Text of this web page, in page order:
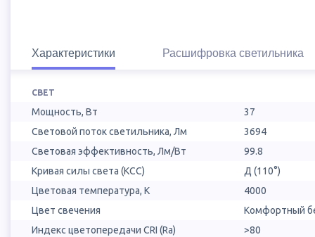
Характеристики Расшифровка светильника
СВЕТ
Мощность, Вт
37
Световой поток светильника, Лм
3694
Световая эффективность, Лм/Вт
99.8
Кривая силы света (КСС)
Д (110°)
Цветовая температура, К
4000
Цвет свечения
Комфортный
Индекс цветопередачи CRI (Ra)
>80